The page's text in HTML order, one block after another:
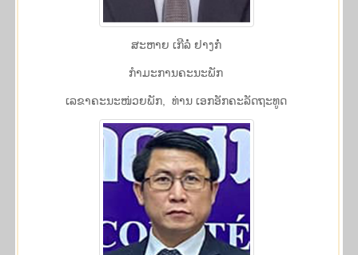
ສະຫາຍ ເກີລໍ່ ຢາງກໍ່
ກໍາມະການຄະນະພັກ
​ເລ​ຂາ​ຄະ​ນະ​ໜ່ວຍ​ພັກ, ທ່ານ ເອກ​ອັກ​ຄະ​ລັດ​ຖະ​ທູດ